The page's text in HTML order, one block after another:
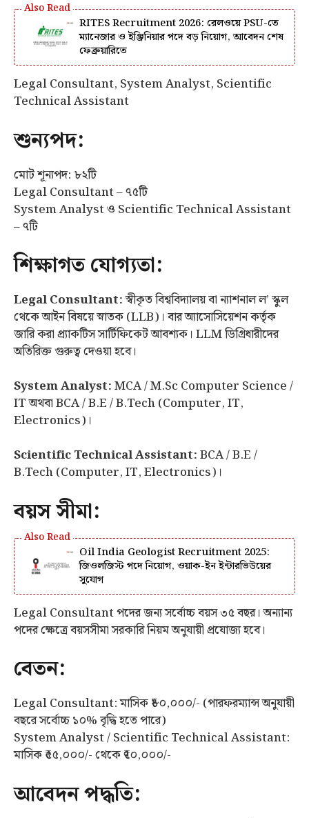
RITES Recruitment 2026: রেলওয়ে PSU-তে
ম্যানেজার ও ইঞ্জিনিয়ার পদে বড় নিয়োগ, আবেদন শেষ
ফেব্রুয়ারিতে
Legal Consultant, System Analyst, Scientific
Technical Assistant
শুন্যপদ:
মোট শূন্যপদ: ৮২টি
Legal Consultant – ৭৫টি
System Analyst ও Scientific Technical Assistant
– ৭টি
শিক্ষাগত যোগ্যতা:
Legal Consultant:স্বীকৃত বিশ্ববিদ্যালয় বা ন্যাশনাল ল’ স্কুল
থেকে আইন বিষয়ে স্নাতক (LLB)। বার অ্যাসোসিয়েশন কর্তৃক
জারি করা প্র্যাকটিস সার্টিফিকেট আবশ্যক। LLM ডিগ্রিধারীদের
অতিরিক্ত গুরুত্ব দেওয়া হবে।
System Analyst:MCA / M.Sc Computer Science /
IT অথবা BCA / B.E / B.Tech (Computer, IT,
Electronics)।
Scientific Technical Assistant:BCA / B.E /
B.Tech (Computer, IT, Electronics)।
বয়স সীমা:
Oil India Geologist Recruitment 2025:
জিওলজিস্ট পদে নিয়োগ, ওয়াক-ইন ইন্টারভিউয়ের
সুযোগ
Legal Consultant পদের জন্য সর্বোচ্চ বয়স ৩৫ বছর। অন্যান্য
পদের ক্ষেত্রে বয়সসীমা সরকারি নিয়ম অনুযায়ী প্রযোজ্য হবে।
বেতন:
Legal Consultant: মাসিক ₹৮০,০০০/- (পারফরম্যান্স অনুযায়ী
বছরে সর্বোচ্চ ১০% বৃদ্ধি হতে পারে)
System Analyst / Scientific Technical Assistant:
মাসিক ₹৫৫,০০০/- থেকে ₹৭০,০০০/-
আবেদন পদ্ধতি: